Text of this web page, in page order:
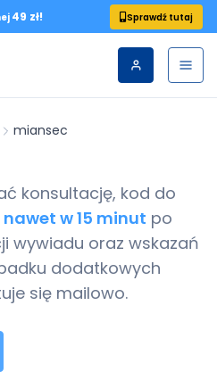
49 zł! Sprawdź tutaj
miansec
konsultację, kod do
nawet w 15 minut po
wywiadu oraz wskazań
dodatkowych
się mailowo.